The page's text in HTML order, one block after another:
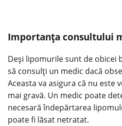
Importanța consultului
Deși lipomurile sunt de obicei
să consulți un medic dacă
Aceasta va asigura că nu este
mai gravă. Un medic poate
necesară îndepărtarea
poate fi lăsat netratat.